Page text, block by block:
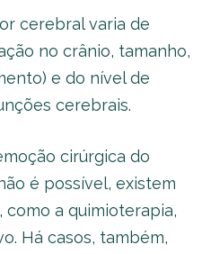
cerebral varia de
no crânio, tamanho,
e do nível de
cerebrais.
cirúrgica do
é possível, existem
a quimioterapia,
Há casos, também,